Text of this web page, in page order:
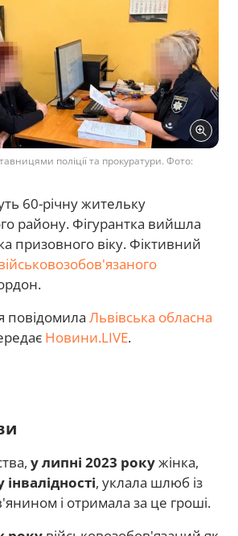
поліції та прокуратури. Фото:
60-річну жительку
району. Фігурантка вийшла
призовного віку. Фіктивний
повідомила Львівська обласна
Новини.LIVE.
у липні 2023 рокужінка,
, уклала шлюб із
і отримала за це гроші.